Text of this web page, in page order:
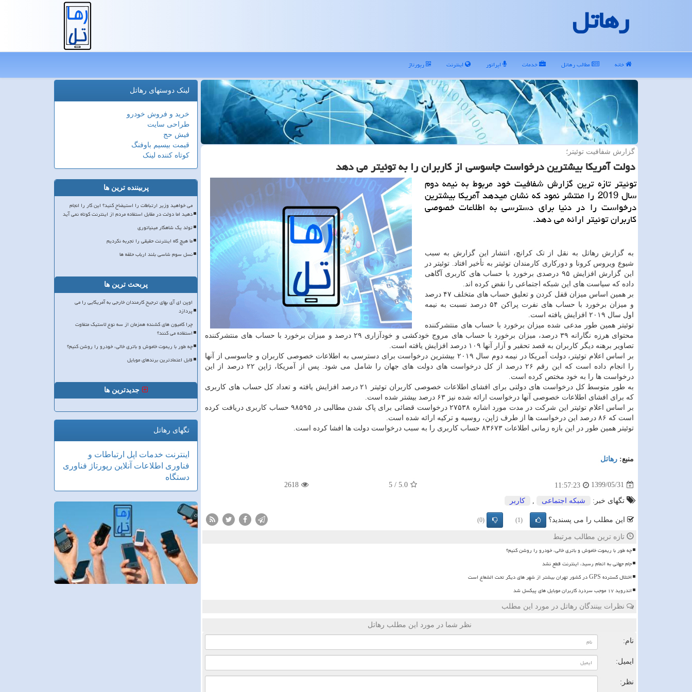
رهاتل
خانه مطالب رهاتل خدمات اپراتور اینترنت رپورتاژ
گزارش شفافیت توئیتر؛
دولت آمریكا بیشترین درخواست جاسوسی از كاربران را به توئیتر می دهد
توئیتر تازه ترین گزارش شفافیت خود مربوط به نیمه دوم
سال 2019 را منتشر نمود كه نشان میدهد آمریكا بیشترین
درخواست را در دنیا برای دسترسی به اطلاعات خصوصی
كاربران توئیتر ارائه می دهد.
به گزارش رهاتل به نقل از تک کرانچ، انتشار این گزارش به سبب
شیوع ویروس کرونا و دورکاری کارمندان توئیتر به تأخیر افتاد. توئیتر در
این گزارش افزایش ۹۵ درصدی برخورد با حساب های کاربری آگاهی
داده که سیاست های این شبکه اجتماعی را نقض کرده اند.
بر همین اساس میزان قفل کردن و تعلیق حساب های متخلف ۴۷ درصد
و میزان برخورد با حساب های نفرت پراکن ۵۴ درصد نسبت به نیمه
اول سال ۲۰۱۹ افزایش یافته است.
توئیتر همین طور مدعی شده میزان برخورد با حساب های منتشرکننده
محتوای هرزه نگارانه ۳۹ درصد، میزان برخورد با حساب های مروج خودکشی و خودآزاری ۲۹ درصد و میزان برخورد با حساب های منتشرکننده
تصاویر برهنه دیگر کاربران به قصد تحقیر و آزار آنها ۱۰۹ درصد افزایش یافته است.
بر اساس اعلام توئیتر، دولت آمریکا در نیمه دوم سال ۲۰۱۹ بیشترین درخواست برای دسترسی به اطلاعات خصوصی کاربران و جاسوسی از آنها
را انجام داده است که این رقم ۲۶ درصد از کل درخواست های دولت های جهان را شامل می شود. پس از آمریکا، ژاپن ۲۲ درصد از این
درخواست ها را به خود مختص کرده است.
به طور متوسط کل درخواست های دولتی برای افشای اطلاعات خصوصی کاربران توئیتر ۲۱ درصد افزایش یافته و تعداد کل حساب های کاربری
که برای افشای اطلاعات خصوصی آنها درخواست ارائه شده نیز ۶۳ درصد بیشتر شده است.
بر اساس اعلام توئیتر این شرکت در مدت مورد اشاره ۲۷۵۳۸ درخواست قضائی برای پاک شدن مطالبی در ۹۸۵۹۵ حساب کاربری دریافت کرده
است که ۸۶ درصد این درخواست ها از طرف ژاپن، روسیه و ترکیه ارائه شده است.
توئیتر همین طور در این بازه زمانی اطلاعات ۸۳۶۷۳ حساب کاربری را به سبب درخواست دولت ها افشا کرده است.
منبع: رهاتل
1399/05/31
11:57:23
5.0
/
5
2618
تگهای خبر: شبكه اجتماعی كاربر
این مطلب را می پسندید؟ (1)
(0)
تازه ترین مطالب مرتبط
چه طور با ریموت خاموش و باتری خالی، خودرو را روشن کنیم؟
️جام جهانی به اتمام رسید، اینترنت قطع نشد
اختلال گسترده GPS در کشور تهران بیشتر از شهر های دیگر تحت الشعاع است
اندروید ۱۷ موجب سردرد کاربران موبایل های پیکسل شد
نظرات بینندگان رهاتل در مورد این مطلب
نظر شما در مورد این مطلب رهاتل
نام:
ایمیل:
نظر:
لینک دوستهای رهاتل
خرید و فروش خودرو
طراحی سایت
فیش حج
قیمت بیسیم باوفنگ
کوتاه کننده لینک
پربیننده ترین ها
می خواهید وزیر ارتباطات را استیضاح کنید؟ این کار را انجام
دهید اما دولت در مقابل استفاده مردم از اینترنت کوتاه نمی آید
تولد یک شاهکار مینیاتوری
ما هیچ گاه اینترنت حقیقی را تجربه نکردیم
نسل سوم شاسی بلند ارباب حلقه ها
پربحث ترین ها
اوپن ای آی بهای ترجیح کارمندان خارجی به آمریکایی را می
پردازد
چرا کامیون های کشنده همزمان از سه نوع لاستیک متفاوت
استفاده می کنند؟
چه طور با ریموت خاموش و باتری خالی، خودرو را روشن کنیم؟
قابل اعتمادترین برندهای موبایل
جدیدترین ها
تگهای رهاتل
اینترنت خدمات اپل ارتباطات و
فناوری اطلاعات آنلاین رپورتاژ فناوری
دستگاه